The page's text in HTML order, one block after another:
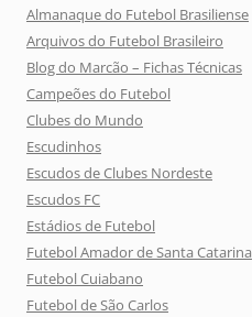
Almanaque do Futebol Brasiliense
Arquivos do Futebol Brasileiro
Blog do Marcão – Fichas Técnicas
Campeões do Futebol
Clubes do Mundo
Escudinhos
Escudos de Clubes Nordeste
Escudos FC
Estádios de Futebol
Futebol Amador de Santa Catarina
Futebol Cuiabano
Futebol de São Carlos